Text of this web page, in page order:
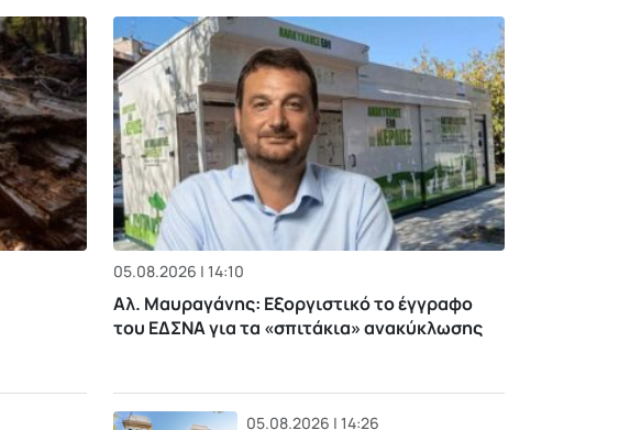
05.08.2026 | 14:10
Αλ. Μαυραγάνης: Εξοργιστικό το έγγραφο
του ΕΔΣΝΑ για τα «σπιτάκια» ανακύκλωσης
05.08.2026 | 14:26